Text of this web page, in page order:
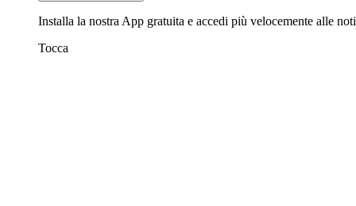
Installa la nostra App gratuita e accedi più velocemente alle
Tocca